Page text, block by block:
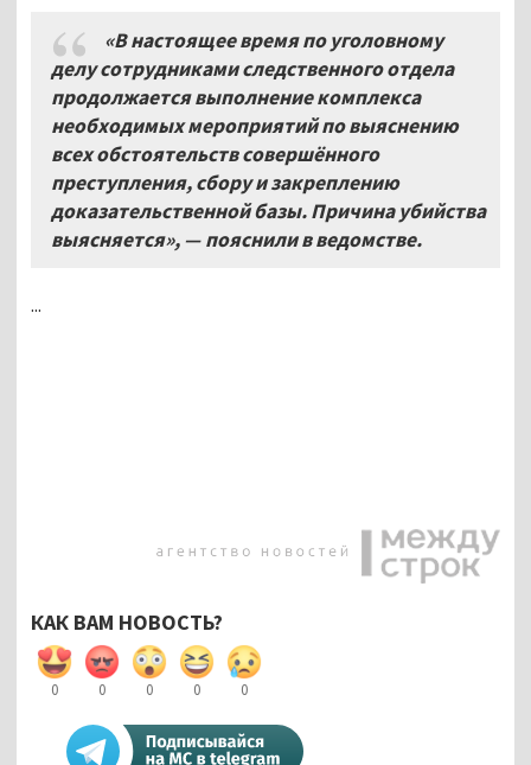
«В настоящее время по уголовному
делу сотрудниками следственного отдела
продолжается выполнение комплекса
необходимых мероприятий по выяснению
всех обстоятельств совершённого
преступления, сбору и закреплению
доказательственной базы. Причина убийства
выясняется», — пояснили в ведомстве.
...
КАК ВАМ НОВОСТЬ?
0 0 0 0 0